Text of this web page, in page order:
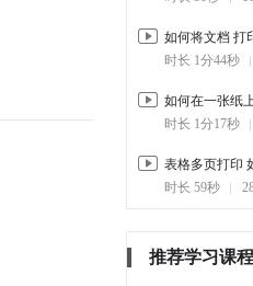
上
3-10. 如何只打印
8.3万
色和背景图片
11.2万
6.9万
如何将文档 打
时长 1分44秒
如何在一张纸
时长 1分17秒
表格多页打印
时长 59秒
推荐学习课程